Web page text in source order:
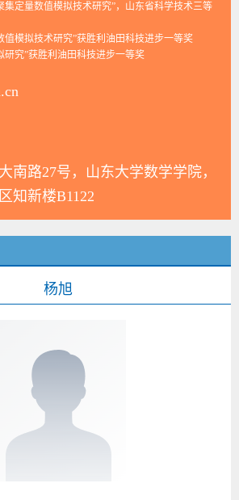
定量数值模拟技术研究”，山东省科学技术三等
模拟技术研究”获胜利油田科技进步一等奖
研究”获胜利油田科技进步一等奖
南路27号，山东大学数学学院，
知新楼B1122
杨旭